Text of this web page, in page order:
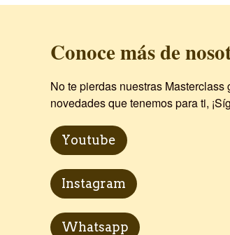
Conoce más de
No te pierdas nuestras Masterclass
novedades que tenemos para ti,
Youtube
Instagram
Whatsapp